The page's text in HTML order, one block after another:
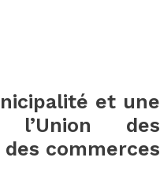
et une
l’Union des
commerces